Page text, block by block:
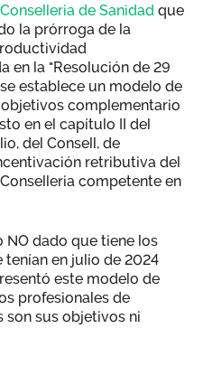
Conselleria de Sanidad que
la prórroga de la
en la "Resolución de 29
establece un modelo de
complementario
en el capítulo II del
del Consell, de
retributiva del
competente en
NO dado que tiene los
en julio de 2024
este modelo de
profesionales de
son sus objetivos ni